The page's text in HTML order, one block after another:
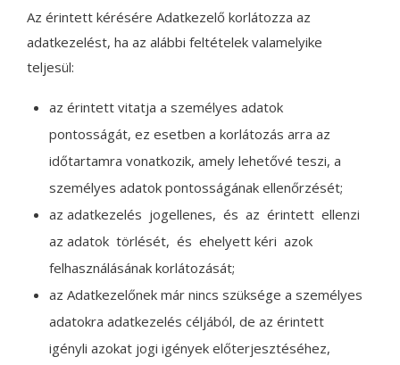
Az érintett kérésére Adatkezelő korlátozza az
adatkezelést, ha az alábbi feltételek valamelyike
teljesül:
az érintett vitatja a személyes adatok
pontosságát, ez esetben a korlátozás arra az
időtartamra vonatkozik, amely lehetővé teszi, a
személyes adatok pontosságának ellenőrzését;
az adatkezelés jogellenes, és az érintett ellenzi
az adatok törlését, és ehelyett kéri azok
felhasználásának korlátozását;
az Adatkezelőnek már nincs szüksége a személyes
adatokra adatkezelés céljából, de az érintett
igényli azokat jogi igények előterjesztéséhez,